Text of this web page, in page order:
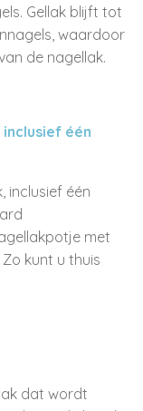
Gellak blijft tot
waardoor
de nagellak.
één
inclusief één
met
kunt u thuis
dat wordt